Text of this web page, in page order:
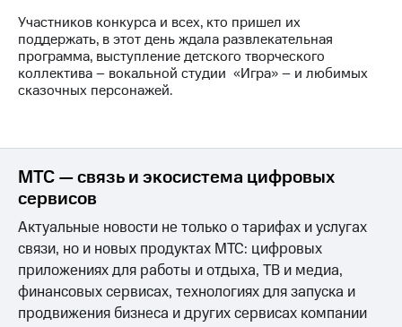
Интервью
Финансовая
отчетность
в
регионе
и акционерам
Корпоративное
управление
Корпоративный
секретарь
Участников конкурса и всех, кто пришел их
поддержать, в этот день ждала развлекательная
программа, выступление детского творческого
коллектива – вокальной студии «Игра» – и любимых
сказочных персонажей.
МТС — связь и экосистема цифровых
сервисов
Актуальные новости не только о тарифах и услугах
связи, но и новых продуктах МТС: цифровых
приложениях для работы и отдыха, ТВ и медиа,
финансовых сервисах, технологиях для запуска и
продвижения бизнеса и других сервисах компании